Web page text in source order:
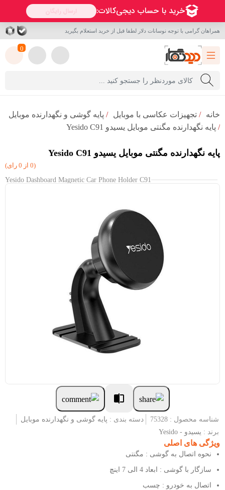
همراهان گرامی با توجه نوسانات دلار لطفا قبل از خرید استعلام بگیرید
0
خانه / تجهیزات عکاسی با موبایل / پایه گوشی و نگهدارنده موبایل
/ پایه نگهدارنده مگنتی موبایل یسیدو Yesido C91
پایه نگهدارنده مگنتی موبایل یسیدو Yesido C91
(0 از 0 رای)
Yesido Dashboard Magnetic Car Phone Holder C91
شناسه محصول : 75328 دسته بندی : پایه گوشی و نگهدارنده موبایل
برند : یسیدو - Yesido
ویژگی های اصلی
نحوه اتصال به گوشی : مگنتی
سازگار با گوشی : ابعاد 4 الی 7 اینچ
اتصال به خودرو : چسب